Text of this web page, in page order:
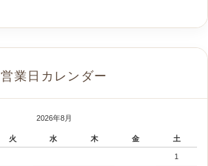
営業日カレンダー
2026年8月
火 水 木 金 土
1